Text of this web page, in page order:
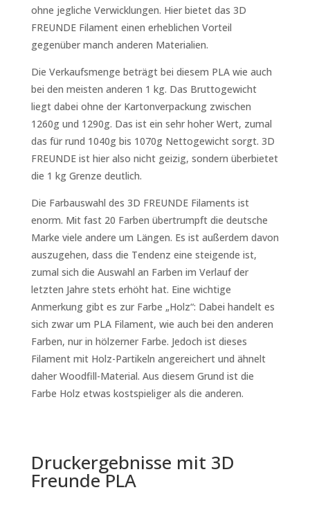
ohne jegliche Verwicklungen. Hier bietet das 3D
FREUNDE Filament einen erheblichen Vorteil
gegenüber manch anderen Materialien.
Die Verkaufsmenge beträgt bei diesem PLA wie auch
bei den meisten anderen 1 kg. Das Bruttogewicht
liegt dabei ohne der Kartonverpackung zwischen
1260g und 1290g. Das ist ein sehr hoher Wert, zumal
das für rund 1040g bis 1070g Nettogewicht sorgt. 3D
FREUNDE ist hier also nicht geizig, sondern überbietet
die 1 kg Grenze deutlich.
Die Farbauswahl des 3D FREUNDE Filaments ist
enorm. Mit fast 20 Farben übertrumpft die deutsche
Marke viele andere um Längen. Es ist außerdem davon
auszugehen, dass die Tendenz eine steigende ist,
zumal sich die Auswahl an Farben im Verlauf der
letzten Jahre stets erhöht hat. Eine wichtige
Anmerkung gibt es zur Farbe „Holz“: Dabei handelt es
sich zwar um PLA Filament, wie auch bei den anderen
Farben, nur in hölzerner Farbe. Jedoch ist dieses
Filament mit Holz-Partikeln angereichert und ähnelt
daher Woodfill-Material. Aus diesem Grund ist die
Farbe Holz etwas kostspieliger als die anderen.
Druckergebnisse mit 3D
Freunde PLA